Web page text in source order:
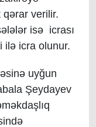
qərar verilir.
isə icrası
ilə icra olunur.
uyğun
Şeydayev